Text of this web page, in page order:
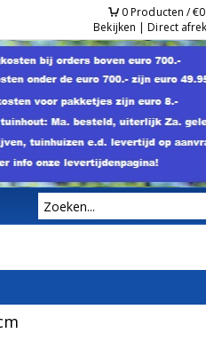
0Producten /€
Bekijken | Direct